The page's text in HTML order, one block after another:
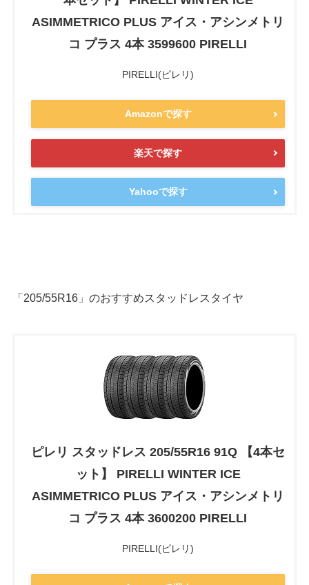
ASIMMETRICO PLUS アイス・アシンメトリ
コ プラス 4本 3599600 PIRELLI
PIRELLI(ピレリ)
Amazonで探す
楽天で探す
Yahooで探す
「205/55R16」のおすすめスタッドレスタイヤ
ピレリ スタッドレス 205/55R16 91Q 【4本セ
ット】 PIRELLI WINTER ICE
ASIMMETRICO PLUS アイス・アシンメトリ
コ プラス 4本 3600200 PIRELLI
PIRELLI(ピレリ)